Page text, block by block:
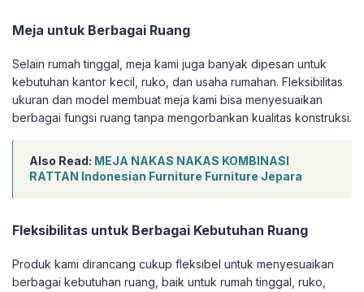
Meja untuk Berbagai Ruang
Selain rumah tinggal, meja kami juga banyak dipesan untuk
kebutuhan kantor kecil, ruko, dan usaha rumahan. Fleksibilitas
ukuran dan model membuat meja kami bisa menyesuaikan
berbagai fungsi ruang tanpa mengorbankan kualitas konstruksi.
Also Read: MEJA NAKAS NAKAS KOMBINASI
RATTAN Indonesian Furniture Furniture Jepara
Fleksibilitas untuk Berbagai Kebutuhan Ruang
Produk kami dirancang cukup fleksibel untuk menyesuaikan
berbagai kebutuhan ruang, baik untuk rumah tinggal, ruko,